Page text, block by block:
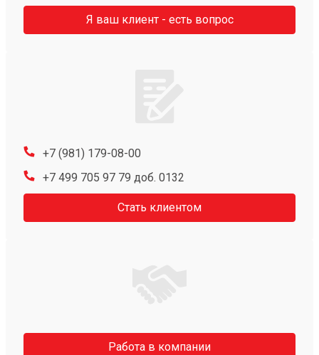
Я ваш клиент - есть вопрос
+7 (981) 179-08-00
+7 499 705 97 79 доб. 0132
Стать клиентом
Работа в компании